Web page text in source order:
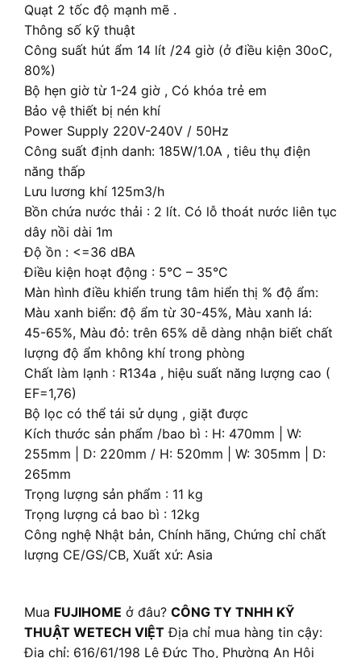
Quạt 2 tốc độ mạnh mẽ .
Thông số kỹ thuật
Công suất hút ẩm 14 lít /24 giờ (ở điều kiện 30oC,
80%)
Bộ hẹn giờ từ 1-24 giờ , Có khóa trẻ em
Bảo vệ thiết bị nén khí
Power Supply 220V-240V / 50Hz
Công suất định danh: 185W/1.0A , tiêu thụ điện
năng thấp
Lưu lương khí 125m3/h
Bồn chứa nước thải : 2 lít. Có lỗ thoát nước liên tục
dây nồi dài 1m
Độ ồn : <=36 dBA
Điều kiện hoạt động : 5°C – 35°C
Màn hình điều khiển trung tâm hiển thị % độ ẩm:
Màu xanh biển: độ ẩm từ 30-45%, Màu xanh lá:
45-65%, Màu đỏ: trên 65% dễ dàng nhận biết chất
lượng độ ẩm không khí trong phòng
Chất làm lạnh : R134a , hiệu suất năng lượng cao (
EF=1,76)
Bộ lọc có thể tái sử dụng , giặt được
Kích thước sản phẩm /bao bì : H: 470mm | W:
255mm | D: 220mm / H: 520mm | W: 305mm | D:
265mm
Trọng lượng sản phẩm : 11 kg
Trọng lượng cả bao bì : 12kg
Công nghệ Nhật bản, Chính hãng, Chứng chỉ chất
lượng CE/GS/CB, Xuất xứ: Asia
Mua FUJIHOME ở đâu? CÔNG TY TNHH KỸ
THUẬT WETECH VIỆT Địa chỉ mua hàng tin cậy:
Địa chỉ: 616/61/198 Lê Đức Thọ, Phường An Hội